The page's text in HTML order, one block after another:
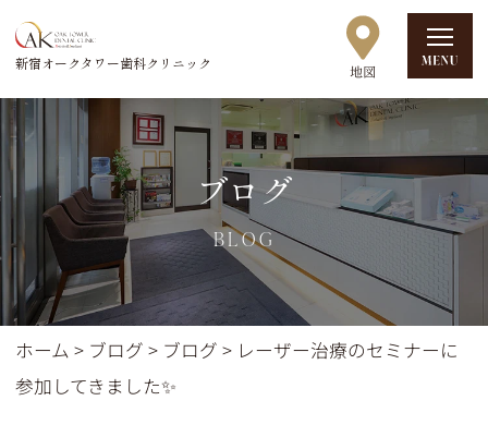
新宿オークタワー歯科クリニック
ブログ
BLOG
ホーム > ブログ > ブログ > レーザー治療のセミナーに
参加してきました✨